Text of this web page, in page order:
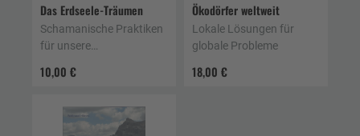
Das Erdseele-Träumen
10,00 €
Schamanische Praktiken
für unsere
Erde
Ökodörfer weltweit
18,00 €
Lokale Lösungen für
globale Probleme